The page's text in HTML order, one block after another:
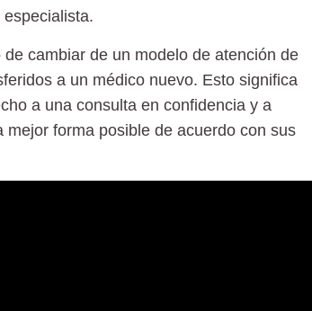
cambiar de un modelo de atención de
a un médico nuevo. Esto significa
a una consulta en confidencia y a
forma posible de acuerdo con sus